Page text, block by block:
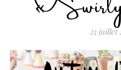
25 juillet